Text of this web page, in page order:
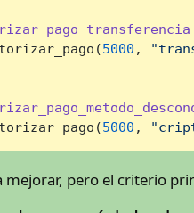
5000 ,
5000 ,
mejorar, pero el criterio